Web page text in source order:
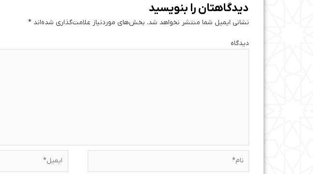
دیدگاهتان را بنویسید
نشانی ایمیل شما منتشر نخواهد شد. بخش‌های موردنیاز علامت‌گذاری شده‌اند *